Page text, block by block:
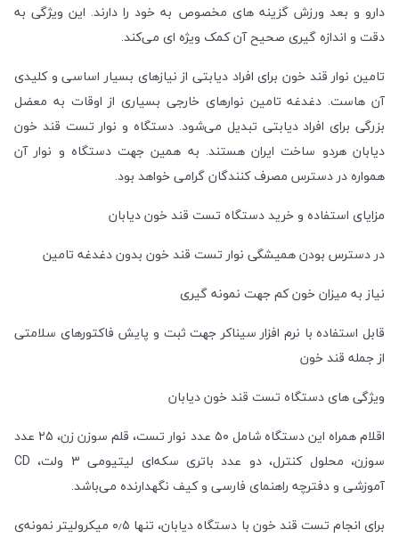
دارو و بعد ورزش گزینه های مخصوص به خود را دارند. این ویژگی به
دقت و اندازه گیری صحیح آن کمک ویژه ای می‌کند.
تامین نوار قند خون برای افراد دیابتی از نیازهای بسیار اساسی و کلیدی
آن هاست. دغدغه تامین نوارهای خارجی بسیاری از اوقات به معضل
بزرگی برای افراد دیابتی تبدیل می‌شود. دستگاه و نوار تست قند خون
دیابان هردو ساخت ایران هستند. به همین جهت دستگاه و نوار آن
همواره در دسترس مصرف کنندگان گرامی خواهد بود.
مزایای استفاده و خرید دستگاه تست قند خون دیابان
در دسترس بودن همیشگی نوار تست قند خون بدون دغدغه تامین
نیاز به میزان خون کم جهت نمونه گیری
قابل استفاده با نرم افزار سیناکر جهت ثبت و پایش فاکتورهای سلامتی
از جمله قند خون
ویژگی های دستگاه تست قند خون دیابان
اقلام همراه این دستگاه شامل ۵۰ عدد نوار تست، قلم سوزن زن، ۲۵ عدد
سوزن، محلول کنترل، دو عدد باتری سکه‌ای لیتیومی 3 ولت، CD
آموزشی و دفترچه راهنمای فارسی و کیف نگهدارنده می‌باشد.
برای انجام تست قند خون با دستگاه دیابان، تنها ۰٫۵ میکرولیتر نمونه‌ی